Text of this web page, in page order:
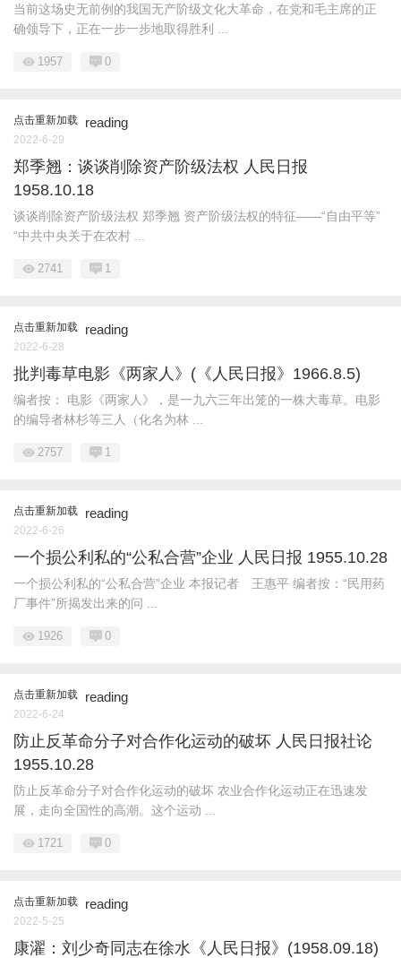
当前这场史无前例的我国无产阶级文化大革命，在党和毛主席的正
确领导下，正在一步一步地取得胜利 ...
1957 0
点击重新加载 reading
2022-6-29
郑季翘：谈谈削除资产阶级法权 人民日报
1958.10.18
谈谈削除资产阶级法权 郑季翘 资产阶级法权的特征——“自由平等”
“中共中央关于在农村 ...
2741 1
点击重新加载 reading
2022-6-28
批判毒草电影《两家人》(《人民日报》1966.8.5)
编者按： 电影《两家人》，是一九六三年出笼的一株大毒草。电影
的编导者林杉等三人（化名为林 ...
2757 1
点击重新加载 reading
2022-6-26
一个损公利私的“公私合营”企业 人民日报 1955.10.28
一个损公利私的“公私合营”企业 本报记者 王惠平 编者按：“民用药
厂事件”所揭发出来的问 ...
1926 0
点击重新加载 reading
2022-6-24
防止反革命分子对合作化运动的破坏 人民日报社论
1955.10.28
防止反革命分子对合作化运动的破坏 农业合作化运动正在迅速发
展，走向全国性的高潮。这个运动 ...
1721 0
点击重新加载 reading
2022-5-25
康濯：刘少奇同志在徐水《人民日报》(1958.09.18)